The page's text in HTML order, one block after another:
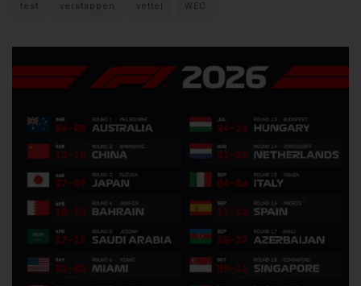
test verstappen vettel WEC